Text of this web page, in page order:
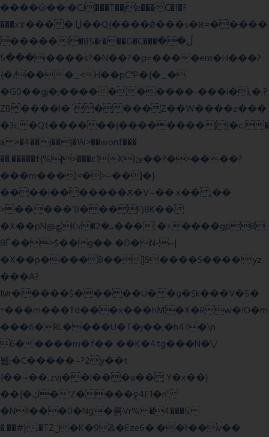
����ώ��:�CJ���T��je���C�1�?
���xϫ����:Џ��Q{����ǿ���s�ϰ=�����
�����l�85�r���G�C���ڵ��
���5i����s?�N��?�ϼ=����em�H���?
{�/�� �_<H��pC"P�{�_�
�G0��gj�;����������-���i�i,�:?
Zß����l�`����Z��W����z���
�3c�Qt������ן��������|{�c:�
a >�4��|��|�W>��wonf���
��.�����f{%|>���c1K|ئ��?�>����?
���m���|<�>~��|�}
����i�������ѫ�V~��.x�� ,��
>�����'8���F)8K��
�X��pN@ڇKv�ܝ�2���Î;�+����gp8
8Ѓ��>$��g�� �D�N-~|
�X��p����8��]S����S����!yz
���A?
Iۭѡr�����$�����U��g�$k���V�5�
^���m���ߙd���x���hM�X�Rw�IO�m
���6�RL����U�T�j��;�h4:l�\n
6�����m�f�� ��K�4tg���N�\/
뷆;�C�����~?2y��t
{��~��,zvj��l���a�� Y�x��}
��{�ڮ�'Z����ջ4E1�n'
�Nll���0�Ng�륽Vr% �4���5
�.��#}.�TZݩ�K�9&�Eze6�.��ŀ��v��